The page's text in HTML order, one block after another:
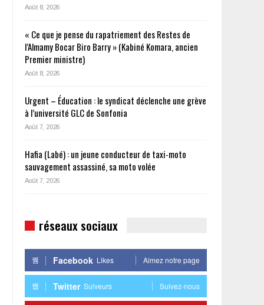
Août 8, 2026
« Ce que je pense du rapatriement des Restes de
l’Almamy Bocar Biro Barry » (Kabiné Komara, ancien
Premier ministre)
Août 8, 2026
Urgent – Éducation : le syndicat déclenche une grève
à l’université GLC de Sonfonia
Août 7, 2026
Hafia (Labé) : un jeune conducteur de taxi-moto
sauvagement assassiné, sa moto volée
Août 7, 2026
réseaux sociaux
Facebook Likes Aimez notre page
Twitter Suiveurs Suivez-nous